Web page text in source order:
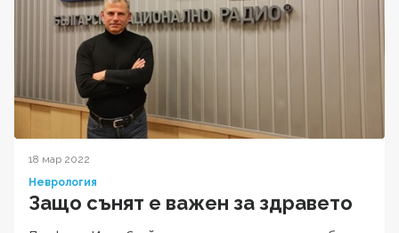
18 мар 2022
Неврология
Защо сънят е важен за здравето